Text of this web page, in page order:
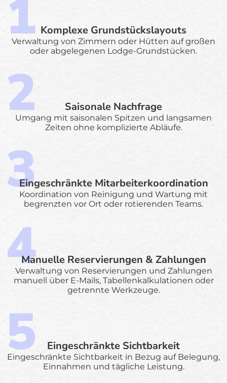
Komplexe Grundstückslayouts
Verwaltung von Zimmern oder Hütten auf großen
oder abgelegenen Lodge-Grundstücken.
Saisonale Nachfrage
Umgang mit saisonalen Spitzen und langsamen
Zeiten ohne komplizierte Abläufe.
Eingeschränkte Mitarbeiterkoordination
Koordination von Reinigung und Wartung mit
begrenzten vor Ort oder rotierenden Teams.
Manuelle Reservierungen & Zahlungen
Verwaltung von Reservierungen und Zahlungen
manuell über E-Mails, Tabellenkalkulationen oder
getrennte Werkzeuge.
Eingeschränkte Sichtbarkeit
Eingeschränkte Sichtbarkeit in Bezug auf Belegung,
Einnahmen und tägliche Leistung.